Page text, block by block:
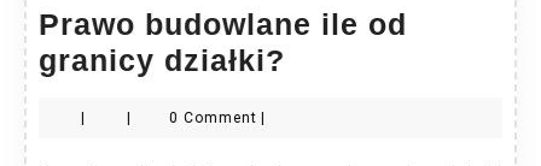
Prawo budowlane ile od
granicy działki?
0 Comment